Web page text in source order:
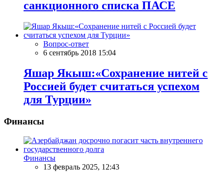
санкционного списка ПАСЕ
Вопрос-ответ
6 сентябрь 2018 15:04
Яшар Якыш:«Сохранение нитей с
Россией будет считаться успехом
для Турции»
Финансы
Финансы
13 февраль 2025, 12:43